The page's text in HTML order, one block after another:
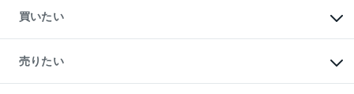
買いたい
新築・分譲マンションの購入
中古マンションの購入
一戸建ての購入
売りたい